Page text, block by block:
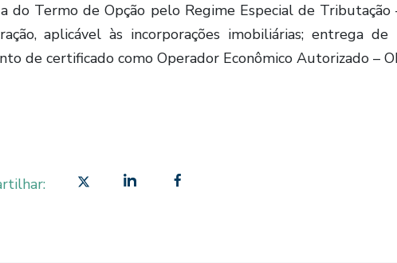
do Termo de Opção pelo Regime Especial de
aplicável às incorporações imobiliárias; entrega
de certificado como Operador Econômico Autorizado –